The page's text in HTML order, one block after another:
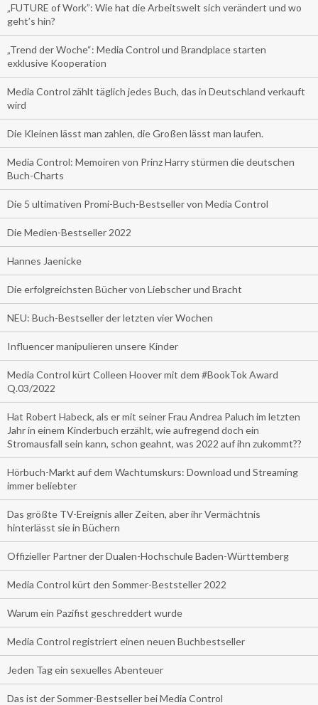
„FUTURE of Work”: Wie hat die Arbeitswelt sich verändert und wo
geht’s hin?
„Trend der Woche“: Media Control und Brandplace starten
exklusive Kooperation
Media Control zählt täglich jedes Buch, das in Deutschland verkauft
wird
Die Kleinen lässt man zahlen, die Großen lässt man laufen.
Media Control: Memoiren von Prinz Harry stürmen die deutschen
Buch-Charts
Die 5 ultimativen Promi-Buch-Bestseller von Media Control
Die Medien-Bestseller 2022
Hannes Jaenicke
Die erfolgreichsten Bücher von Liebscher und Bracht
NEU: Buch-Bestseller der letzten vier Wochen
Influencer manipulieren unsere Kinder
Media Control kürt Colleen Hoover mit dem #BookTok Award
Q.03/2022
Hat Robert Habeck, als er mit seiner Frau Andrea Paluch im letzten
Jahr in einem Kinderbuch erzählt, wie aufregend doch ein
Stromausfall sein kann, schon geahnt, was 2022 auf ihn zukommt??
Hörbuch-Markt auf dem Wachtumskurs: Download und Streaming
immer beliebter
Das größte TV-Ereignis aller Zeiten, aber ihr Vermächtnis
hinterlässt sie in Büchern
Offizieller Partner der Dualen-Hochschule Baden-Württemberg
Media Control kürt den Sommer-Beststeller 2022
Warum ein Pazifist geschreddert wurde
Media Control registriert einen neuen Buchbestseller
Jeden Tag ein sexuelles Abenteuer
Das ist der Sommer-Bestseller bei Media Control